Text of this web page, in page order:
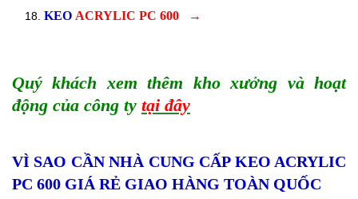
KEO ACRYLIC PC 600 →
Quý khách xem thêm kho xưởng và hoạt
động của công ty tại đây
VÌ SAO CẦN NHÀ CUNG CẤP KEO ACRYLIC
PC 600 GIÁ RẺ GIAO HÀNG TOÀN QUỐC